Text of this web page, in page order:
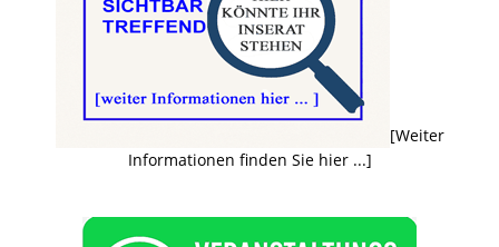
[Weiter
Informationen finden Sie hier ...]